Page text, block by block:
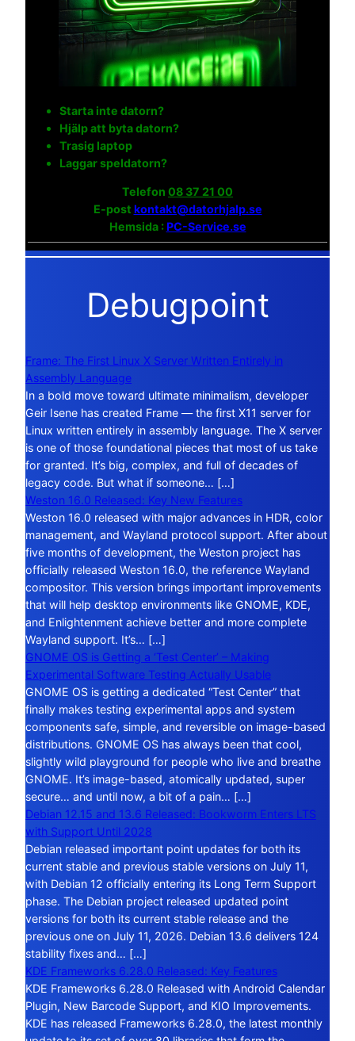
Starta inte datorn?
Hjälp att byta datorn?
Trasig laptop
Laggar speldatorn?
Telefon 08 37 21 00
E-post kontakt@datorhjalp.se
Hemsida :PC-Service.se
Debugpoint
Frame: The First Linux X Server Written Entirely in
Assembly Language
In a bold move toward ultimate minimalism, developer
Geir Isene has created Frame — the first X11 server for
Linux written entirely in assembly language. The X server
is one of those foundational pieces that most of us take
for granted. It’s big, complex, and full of decades of
legacy code. But what if someone… […]
Weston 16.0 Released: Key New Features
Weston 16.0 released with major advances in HDR, color
management, and Wayland protocol support. After about
five months of development, the Weston project has
officially released Weston 16.0, the reference Wayland
compositor. This version brings important improvements
that will help desktop environments like GNOME, KDE,
and Enlightenment achieve better and more complete
Wayland support. It’s… […]
GNOME OS is Getting a ‘Test Center’ – Making
Experimental Software Testing Actually Usable
GNOME OS is getting a dedicated “Test Center” that
finally makes testing experimental apps and system
components safe, simple, and reversible on image-based
distributions. GNOME OS has always been that cool,
slightly wild playground for people who live and breathe
GNOME. It’s image-based, atomically updated, super
secure… and until now, a bit of a pain… […]
Debian 12.15 and 13.6 Released: Bookworm Enters LTS
with Support Until 2028
Debian released important point updates for both its
current stable and previous stable versions on July 11,
with Debian 12 officially entering its Long Term Support
phase. The Debian project released updated point
versions for both its current stable release and the
previous one on July 11, 2026. Debian 13.6 delivers 124
stability fixes and… […]
KDE Frameworks 6.28.0 Released: Key Features
KDE Frameworks 6.28.0 Released with Android Calendar
Plugin, New Barcode Support, and KIO Improvements.
KDE has released Frameworks 6.28.0, the latest monthly